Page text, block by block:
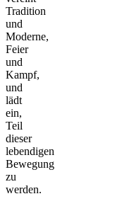
Tradition
und
Moderne,
Feier
und
Kampf,
und
lädt
ein,
Teil
dieser
lebendigen
Bewegung
zu
werden.